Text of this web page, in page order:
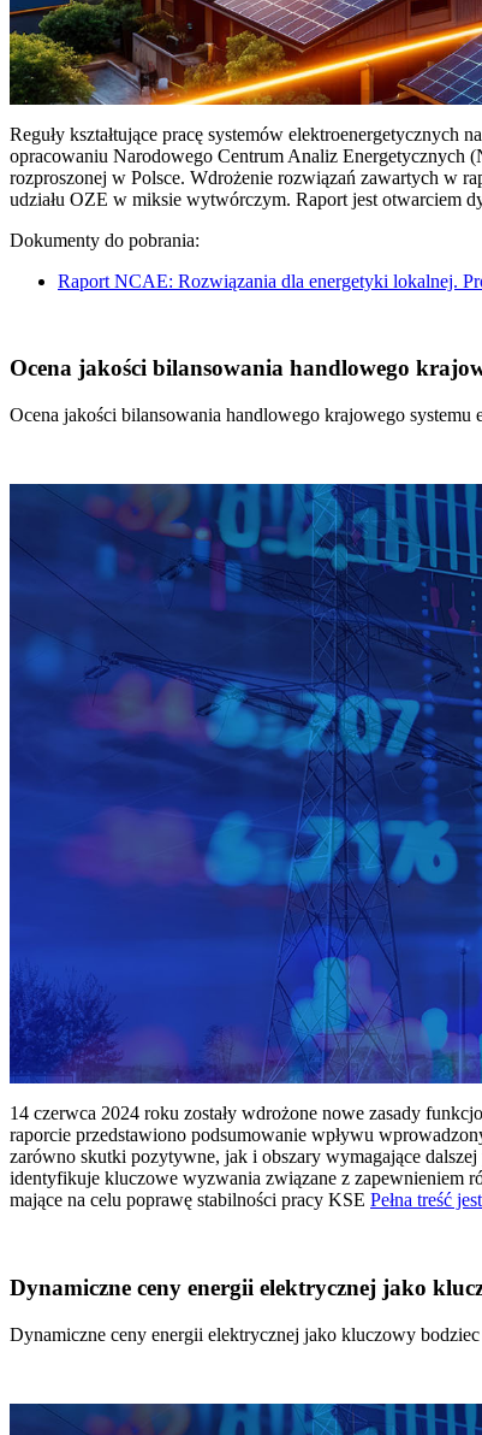
Reguły kształtujące pracę systemów
opracowaniu Narodowego Centrum Analiz Energetycznych
rozproszonej w Polsce. Wdrożenie rozwiązań zawartych w
udziału OZE w miksie wytwórczym. Raport jest otwarciem
Dokumenty do pobrania:
Raport NCAE: Rozwiązania dla energetyki lokalnej.
Ocena jakości bilansowania handlowego
Ocena jakości bilansowania handlowego krajowego
14 czerwca 2024 roku zostały wdrożone nowe zasady
raporcie przedstawiono podsumowanie wpływu
zarówno skutki pozytywne, jak i obszary wymagające
identyfikuje kluczowe wyzwania związane z zapewnieniem
mające na celu poprawę stabilności pracy KSE Pełna treść
Dynamiczne ceny energii elektrycznej jako
Dynamiczne ceny energii elektrycznej jako kluczowy